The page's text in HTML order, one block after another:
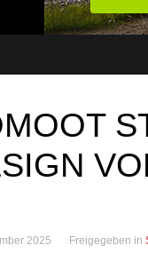
2025 Freigegeben in